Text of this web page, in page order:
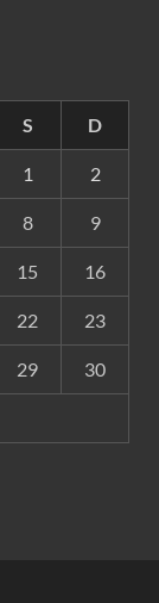
S D
1 2
8 9
15 16
22 23
29 30